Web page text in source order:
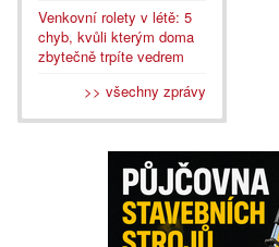
Venkovní rolety v létě: 5
chyb, kvůli kterým doma
zbytečně trpíte vedrem
>> všechny zprávy